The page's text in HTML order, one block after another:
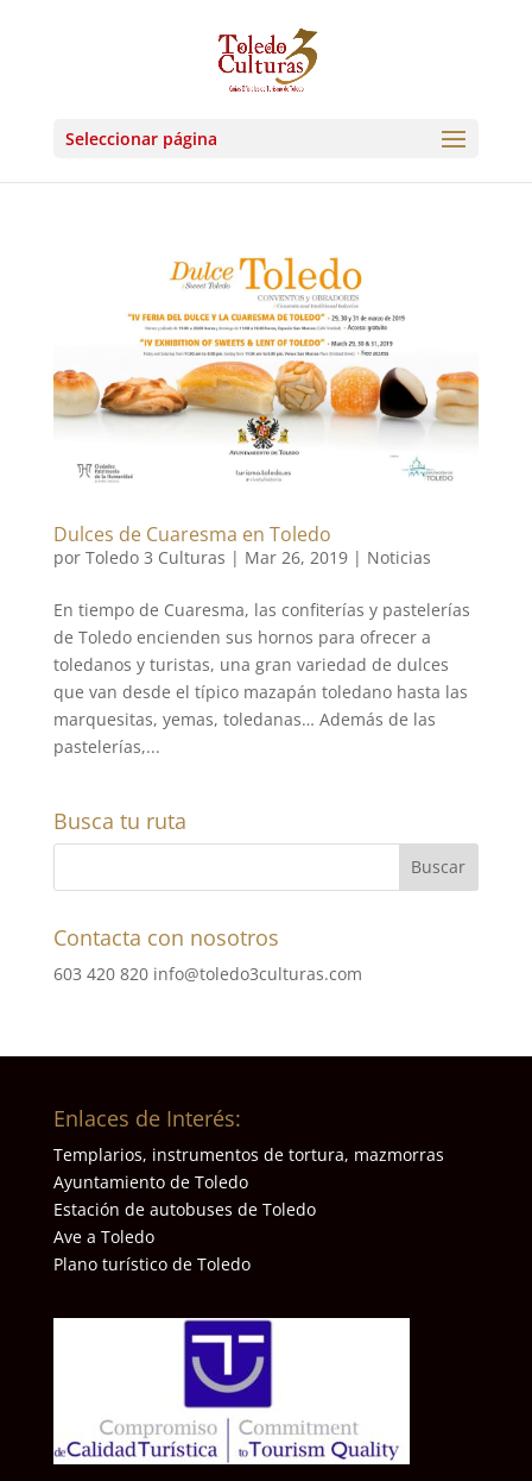
Seleccionar página
Dulces de Cuaresma en Toledo
por Toledo 3 Culturas | Mar 26, 2019| Noticias
En tiempo de Cuaresma, las confiterías y pastelerías
de Toledo encienden sus hornos para ofrecer a
toledanos y turistas, una gran variedad de dulces
que van desde el típico mazapán toledano hasta las
marquesitas, yemas, toledanas… Además de las
pastelerías,...
Busca tu ruta
Contacta con nosotros
603 420 820 info@toledo3culturas.com
Enlaces de Interés:
Templarios, instrumentos de tortura, mazmorras
Ayuntamiento de Toledo
Estación de autobuses de Toledo
Ave a Toledo
Plano turístico de Toledo